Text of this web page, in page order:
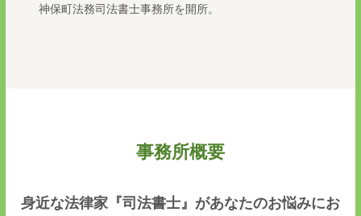
神保町法務司法書士事務所を開所。
事務所概要
身近な法律家『司法書士』があなたのお悩みにお